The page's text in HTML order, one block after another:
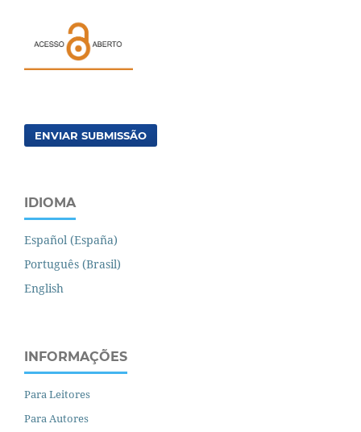
ENVIAR SUBMISSÃO
IDIOMA
Español (España)
Português (Brasil)
English
INFORMAÇÕES
Para Leitores
Para Autores